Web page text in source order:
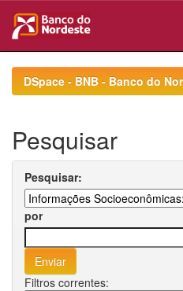
navigationDSpace - BNB - Banco do
Pesquisar
Pesquisar:
por
Filtros correntes: